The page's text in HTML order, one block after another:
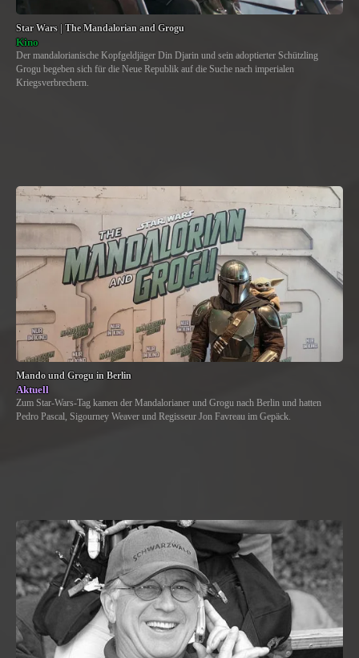
Star Wars | The Mandalorian and Grogu
Kino
Der mandalorianische Kopfgeldjäger Din Djarin und sein adoptierter Schützling
Grogu begeben sich für die Neue Republik auf die Suche nach imperialen
Kriegsverbrechern.
Mando und Grogu in Berlin
Aktuell
Zum Star-Wars-Tag kamen der Mandalorianer und Grogu nach Berlin und hatten
Pedro Pascal, Sigourney Weaver und Regisseur Jon Favreau im Gepäck.